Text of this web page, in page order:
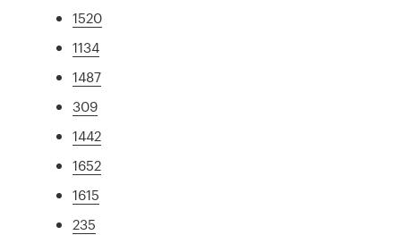
1520
1134
1487
309
1442
1652
1615
235